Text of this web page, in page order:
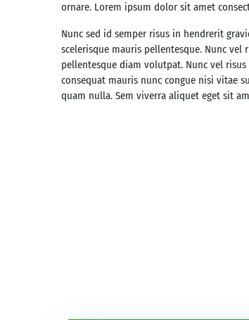
ornare. Lorem ipsum dolor sit amet
Nunc sed id semper risus in hendrerit
scelerisque mauris pellentesque. Nunc vel
pellentesque diam volutpat. Nunc vel
consequat mauris nunc congue nisi vitae
quam nulla. Sem viverra aliquet eget sit